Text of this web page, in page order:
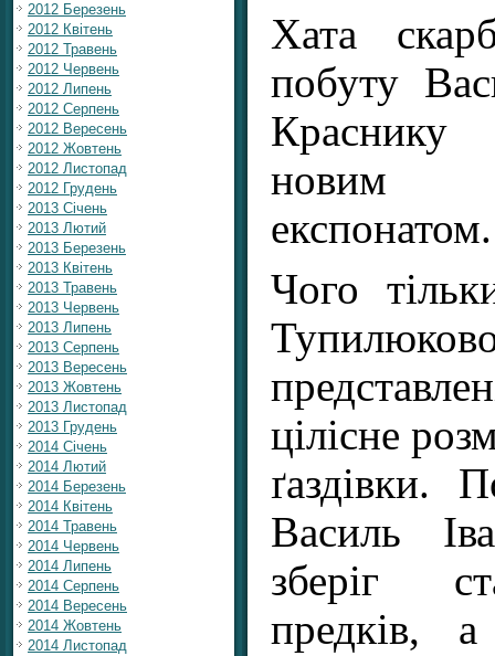
2012 Березень
2012 Квітень
2012 Травень
2012 Червень
2012 Липень
2012 Серпень
2012 Вересень
2012 Жовтень
2012 Листопад
2012 Грудень
2013 Січень
2013 Лютий
2013 Березень
2013 Квітень
2013 Травень
2013 Червень
2013 Липень
2013 Серпень
2013 Вересень
2013 Жовтень
2013 Листопад
2013 Грудень
2014 Січень
2014 Лютий
2014 Березень
2014 Квітень
2014 Травень
2014 Червень
2014 Липень
2014 Серпень
2014 Вересень
2014 Жовтень
2014 Листопад
Хата
побуту
новим
експонатом.
Чого
цілісне
ґаздівки.
Василь
зберіг
предків,